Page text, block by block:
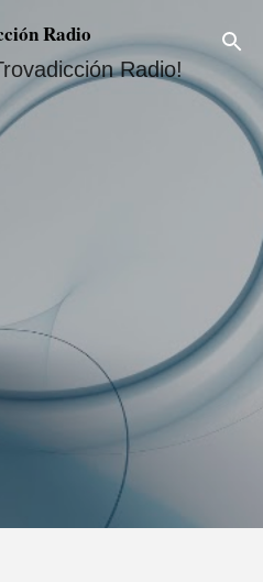
principal
Radio
Radio!